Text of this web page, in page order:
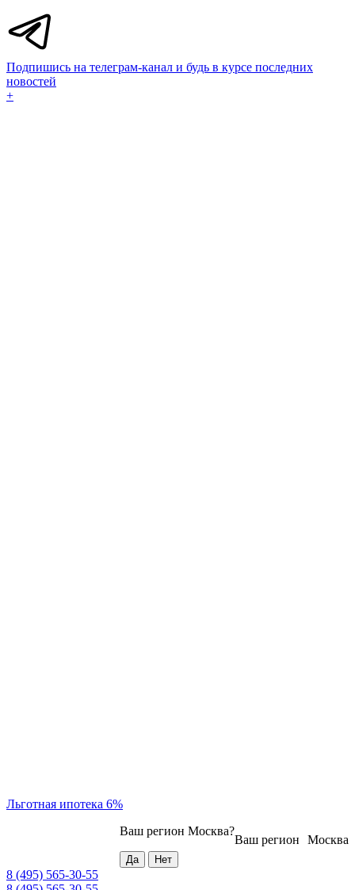
Подпишись на телеграм-канал и будь в курсе последних
новостей
+
Льготная ипотека 6%
Москва
Ваш регион
Ваш регион Москва?
8 (495) 565-30-55